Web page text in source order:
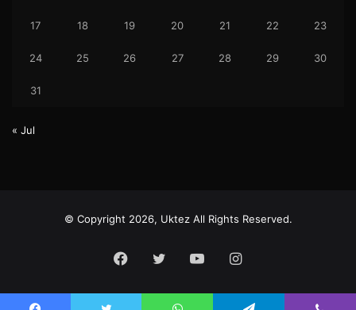
17 18 19 20 21 22 23
24 25 26 27 28 29 30
31
« Jul
© Copyright 2026, Uktez All Rights Reserved.
Facebook
Twitter YouTubeInstagram